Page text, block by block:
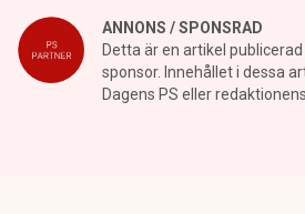
ANNONS / SPONSRAD
Detta är en artikel
sponsor. Innehållet i dessa
Dagens PS eller